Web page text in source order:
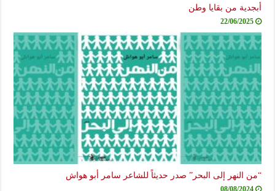
أبجدية من بقايا وطن
22/06/2025
“من النهر إلى البحر” صدر حديثاً للشاعر سامر أبو هواش
08/08/2024